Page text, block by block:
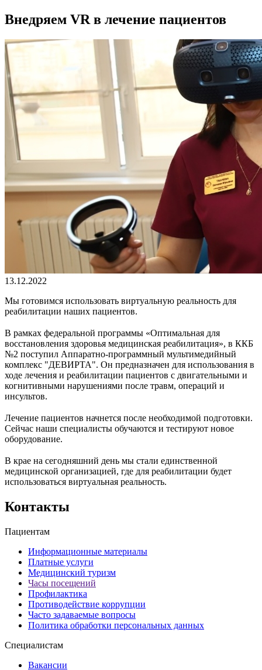
Внедряем VR в лечение пациентов
13.12.2022
Мы готовимся использовать виртуальную реальность для
реабилитации наших пациентов.
В рамках федеральной программы «Оптимальная для
восстановления здоровья медицинская реабилитация», в ККБ
№2 поступил Аппаратно-программный мультимедийный
комплекс "ДЕВИРТА". Он предназначен для использования в
ходе лечения и реабилитации пациентов с двигательными и
когнитивными нарушениями после травм, операций и
инсультов.
Лечение пациентов начнется после необходимой подготовки.
Сейчас наши специалисты обучаются и тестируют новое
оборудование.
В крае на сегодняшний день мы стали единственной
медицинской организацией, где для реабилитации будет
использоваться виртуальная реальность.
Контакты
Пациентам
Информационные материалы
Платные услуги
Медицинский туризм
Часы посещений
Профилактика
Противодействие коррупции
Часто задаваемые вопросы
Политика обработки персональных данных
Специалистам
Вакансии